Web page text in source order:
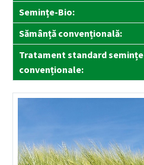
Semințe-Bio:
Sămânță convențională:
Tratament standard semințe
convenționale: